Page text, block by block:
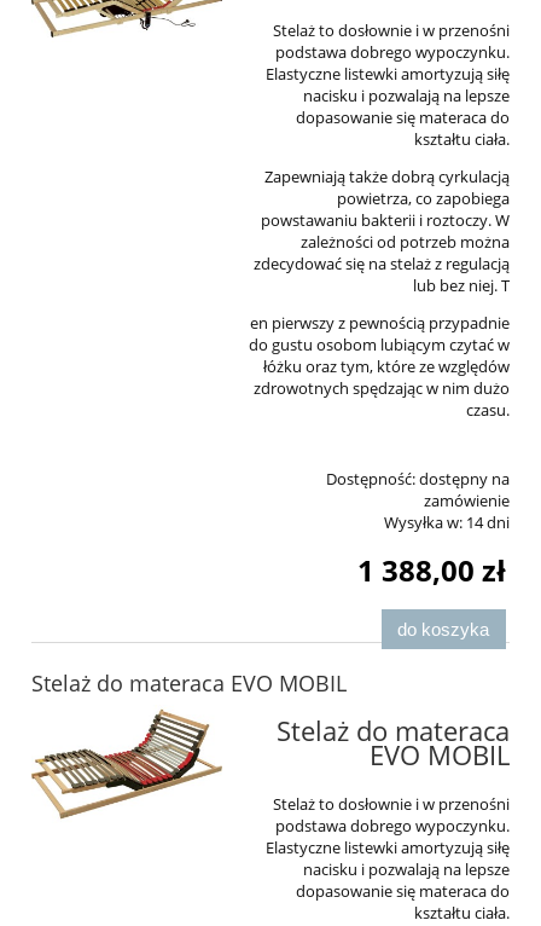
Stelaż to dosłownie i w przenośni
podstawa dobrego wypoczynku.
Elastyczne listewki amortyzują siłę
nacisku i pozwalają na lepsze
dopasowanie się materaca do
kształtu ciała.
Zapewniają także dobrą cyrkulacją
powietrza, co zapobiega
powstawaniu bakterii i roztoczy. W
zależności od potrzeb można
zdecydować się na stelaż z regulacją
lub bez niej. T
en pierwszy z pewnością przypadnie
do gustu osobom lubiącym czytać w
łóżku oraz tym, które ze względów
zdrowotnych spędzając w nim dużo
czasu.
Dostępność:dostępny na
zamówienie
Wysyłka w: 14 dni
1 388,00 zł
do koszyka
Stelaż do materaca EVO MOBIL
Stelaż do materaca
EVO MOBIL
Stelaż to dosłownie i w przenośni
podstawa dobrego wypoczynku.
Elastyczne listewki amortyzują siłę
nacisku i pozwalają na lepsze
dopasowanie się materaca do
kształtu ciała.